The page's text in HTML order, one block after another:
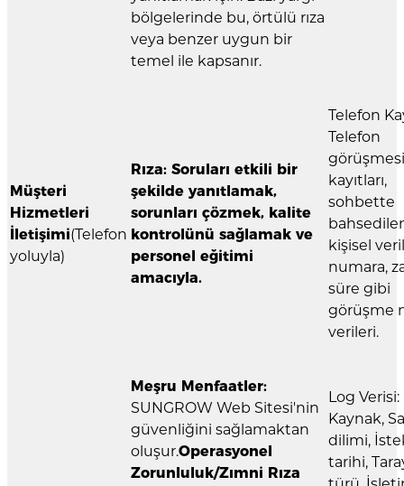
bölgelerinde bu, örtülü rıza
veya benzer uygun bir
temel ile kapsanır.
Müşteri
Hizmetleri
İletişimi(Telefon
yoluyla)
Rıza: Soruları etkili bir
şekilde yanıtlamak,
sorunları çözmek, kalite
kontrolünü sağlamak ve
personel eğitimi
amacıyla.
Telefon
Telefon
görüşmesi
kayıtları,
sohbette
kişisel
numara,
süre gibi
görüşme
verileri.
Meşru Menfaatler:
SUNGROW Web Sitesi'nin
güvenliğini sağlamaktan
oluşur.Operasyonel
Zorunluluk/Zımni Rıza
Log Verisi:
Kaynak,
dilimi,
tarihi,